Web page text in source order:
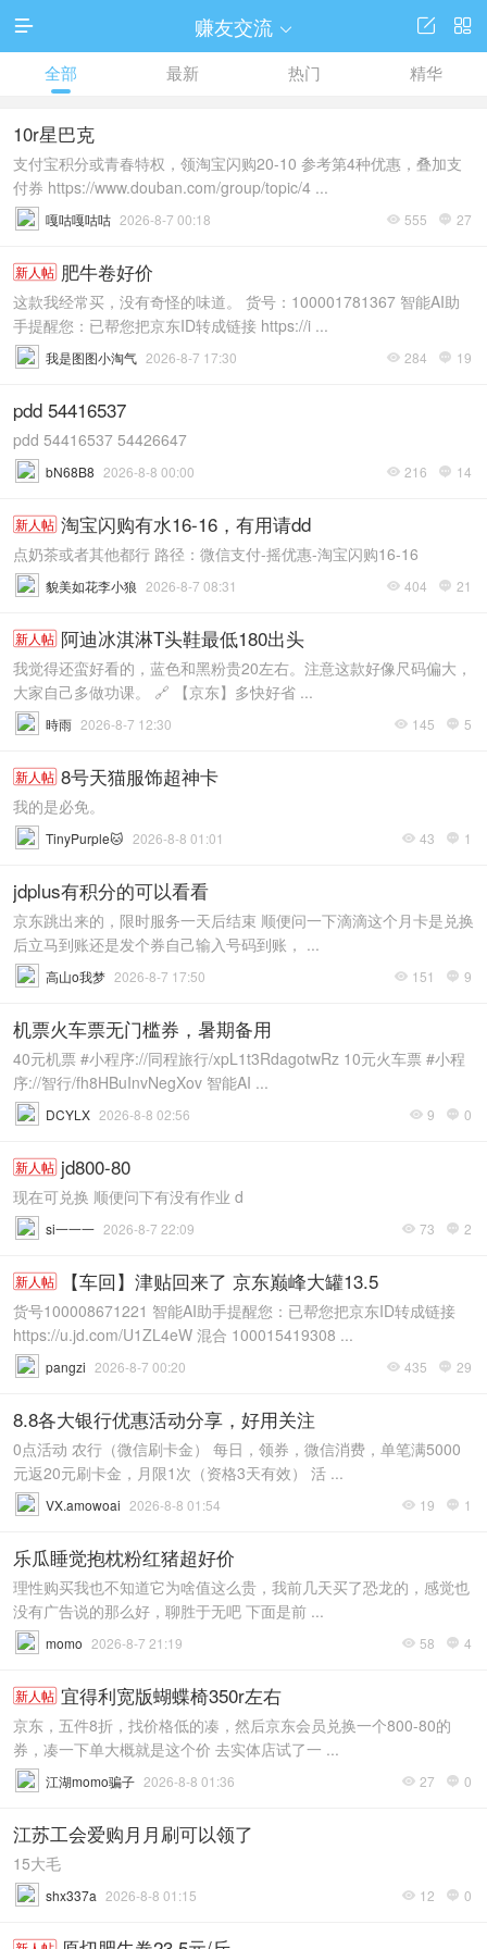
 赚友交流  

全部 最新 热门 精华
10r星巴克
支付宝积分或青春特权，领淘宝闪购20-10 参考第4种优惠，叠加支
付券 https://www.douban.com/group/topic/4 ...
 555  27
嘎咕嘎咕咕 2026-8-7 00:18
新人帖 肥牛卷好价
这款我经常买，没有奇怪的味道。 货号：100001781367 智能AI助
手提醒您：已帮您把京东ID转成链接 https://i ...
 284  19
我是图图小淘气 2026-8-7 17:30
pdd 54416537
pdd 54416537 54426647
 216  14
bN68B8 2026-8-8 00:00
新人帖 淘宝闪购有水16-16，有用请dd
点奶茶或者其他都行 路径：微信支付-摇优惠-淘宝闪购16-16
 404  21
貌美如花李小狼 2026-8-7 08:31
新人帖 阿迪冰淇淋T头鞋最低180出头
我觉得还蛮好看的，蓝色和黑粉贵20左右。注意这款好像尺码偏大，
大家自己多做功课。 🔗 【京东】多快好省 ...
 145  5
時雨 2026-8-7 12:30
新人帖 8号天猫服饰超神卡
我的是必免。
 43  1
TinyPurple🐱 2026-8-8 01:01
jdplus有积分的可以看看
京东跳出来的，限时服务一天后结束 顺便问一下滴滴这个月卡是兑换
后立马到账还是发个券自己输入号码到账， ...
 151  9
高山o我梦 2026-8-7 17:50
机票火车票无门槛券，暑期备用
40元机票 #小程序://同程旅行/xpL1t3RdagotwRz 10元火车票 #小程
序://智行/fh8HBuInvNegXov 智能AI ...
 9  0
DCYLX 2026-8-8 02:56
新人帖 jd800-80
现在可兑换 顺便问下有没有作业 d
 73  2
si一一一 2026-8-7 22:09
新人帖 【车回】津贴回来了 京东巅峰大罐13.5
货号100008671221 智能AI助手提醒您：已帮您把京东ID转成链接
https://u.jd.com/U1ZL4eW 混合 100015419308 ...
 435  29
pangzi 2026-8-7 00:20
8.8各大银行优惠活动分享，好用关注
0点活动 农行（微信刷卡金） 每日，领券，微信消费，单笔满5000
元返20元刷卡金，月限1次（资格3天有效） 活 ...
 19  1
VX.amowoai 2026-8-8 01:54
乐瓜睡觉抱枕粉红猪超好价
理性购买我也不知道它为啥值这么贵，我前几天买了恐龙的，感觉也
没有广告说的那么好，聊胜于无吧 下面是前 ...
 58  4
momo 2026-8-7 21:19
新人帖 宜得利宽版蝴蝶椅350r左右
京东，五件8折，找价格低的凑，然后京东会员兑换一个800-80的
券，凑一下单大概就是这个价 去实体店试了一 ...
 27  0
江湖momo骗子 2026-8-8 01:36
江苏工会爱购月月刷可以领了
15大毛
 12  0
shx337a 2026-8-8 01:15